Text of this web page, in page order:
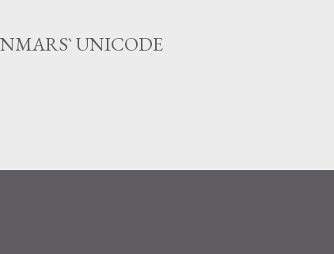
UNICODE